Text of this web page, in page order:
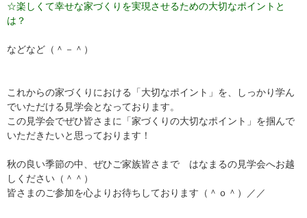
☆楽しくて幸せな家づくりを実現させるための大切なポイントと
は？
などなど（＾－＾）
これからの家づくりにおける「大切なポイント」を、しっかり学ん
でいただける見学会となっております。
この見学会でぜひ皆さまに「家づくりの大切なポイント」を掴んで
いただきたいと思っております！
秋の良い季節の中、ぜひご家族皆さまで はなまるの見学会へお越
しください（＾＾）
皆さまのご参加を心よりお待ちしております（＾ｏ＾）／／